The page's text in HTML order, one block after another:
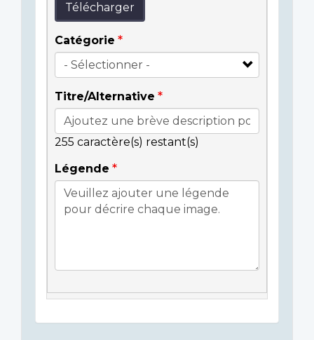
Télécharger
Catégorie
Titre/Alternative
255 caractère(s) restant(s)
Légende